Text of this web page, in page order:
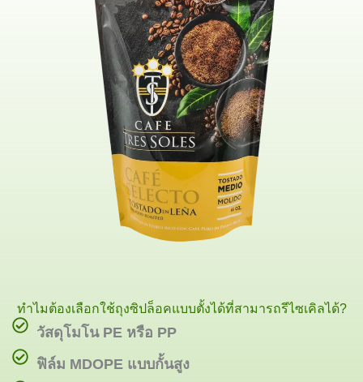
ทำไมต้องเลือกใช้ถุงซิปล็อคแบบตั้งได้ที่สามารถรีไซเคิลได้?
วัสดุโมโน PE หรือ PP
ฟิล์ม MDOPE แบบกั้นสูง